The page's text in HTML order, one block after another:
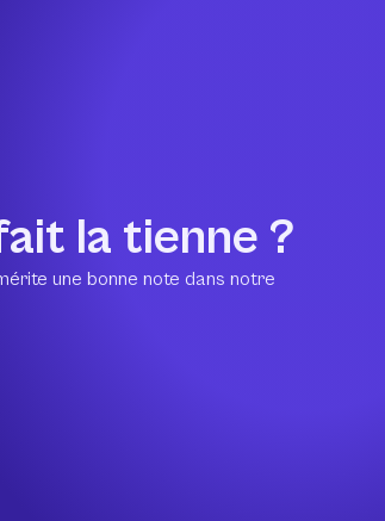
la tienne ?
une bonne note dans notre